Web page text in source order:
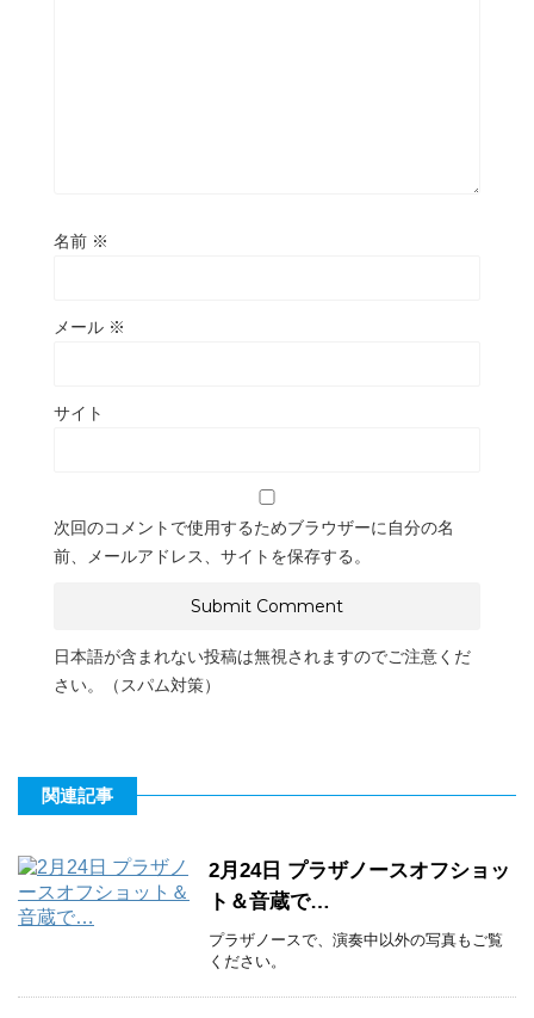
名前 ※
メール ※
サイト
次回のコメントで使用するためブラウザーに自分の名
前、メールアドレス、サイトを保存する。
日本語が含まれない投稿は無視されますのでご注意くだ
さい。（スパム対策）
関連記事
2月24日 プラザノースオフショッ
ト＆音蔵で…
プラザノースで、演奏中以外の写真もご覧
ください。